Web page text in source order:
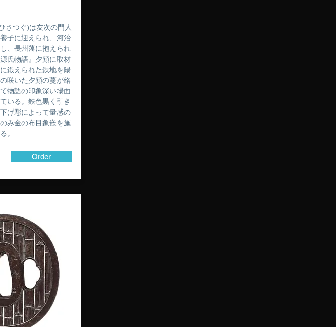
さつぐ)は友次の門人
子に迎えられ、河治
、長州藩に抱えられ
氏物語』夕顔に取材
鍛えられた鉄地を陽
咲いた夕顔の蔓が絡
物語の印象深い場面
いる。鉄色黒く引き
げ彫によって量感の
み金の布目象嵌を施
。
Order